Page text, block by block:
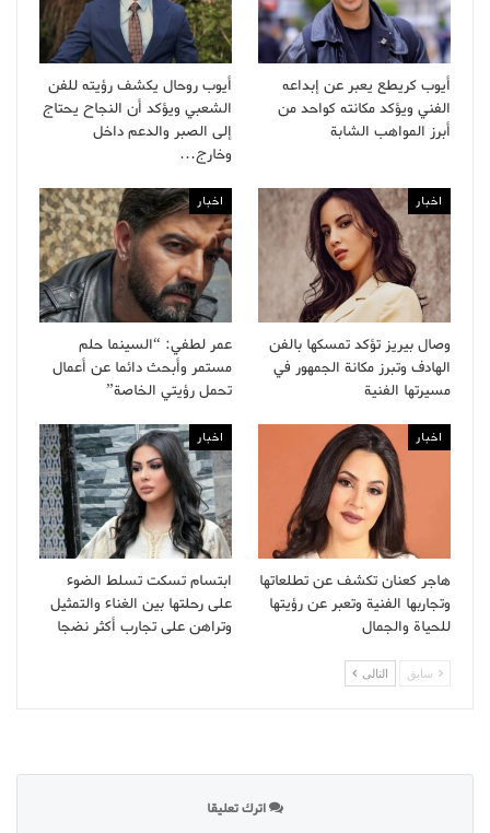
أيوب كريطع يعبر عن إبداعه
الفني ويؤكد مكانته كواحد من
أبرز المواهب الشابة
أيوب روحال يكشف رؤيته للفن
الشعبي ويؤكد أن النجاح يحتاج
إلى الصبر والدعم داخل
وخارج…
اخبار
وصال بيريز تؤكد تمسكها بالفن
الهادف وتبرز مكانة الجمهور في
مسيرتها الفنية
اخبار
عمر لطفي: “السينما حلم
مستمر وأبحث دائما عن أعمال
تحمل رؤيتي الخاصة”
اخبار
هاجر كعنان تكشف عن تطلعاتها
وتجاربها الفنية وتعبر عن رؤيتها
للحياة والجمال
اخبار
ابتسام تسكت تسلط الضوء
على رحلتها بين الغناء والتمثيل
وتراهن على تجارب أكثر نضجا
سابق التالى
اترك تعليقا